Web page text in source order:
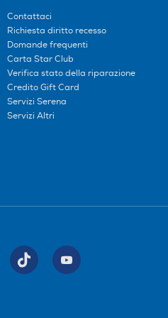
Contattaci
Richiesta diritto recesso
Domande frequenti
Carta Star Club
Verifica stato della riparazione
Credito Gift Card
Servizi Serena
Servizi Altri